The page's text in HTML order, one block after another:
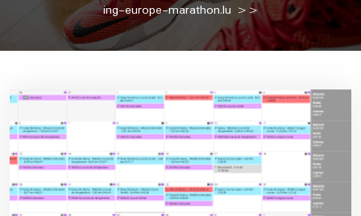
ing-europe-marathon.lu >>